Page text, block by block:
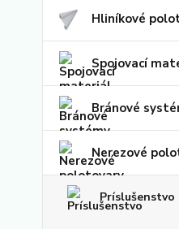
Hliníkové
Spojovací
Bránové
Nerezové
Príslušenstvo